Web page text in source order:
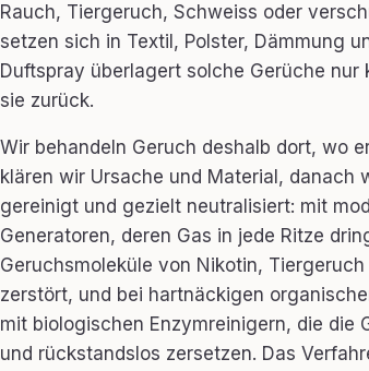
Rauch, Tiergeruch, Schweiss oder
setzen sich in Textil, Polster, Dämmung
Duftspray überlagert solche Gerüche nur
sie zurück.
Wir behandeln Geruch deshalb dort, wo
klären wir Ursache und Material, danach
gereinigt und gezielt neutralisiert: mit
Generatoren, deren Gas in jede Ritze
Geruchsmoleküle von Nikotin, Tiergeruch
zerstört, und bei hartnäckigen
mit biologischen Enzymreinigern, die die
und rückstandslos zersetzen. Das